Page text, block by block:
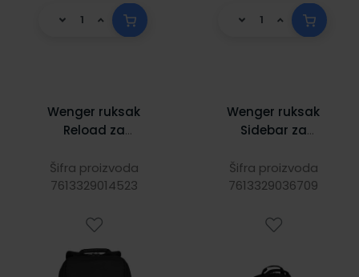
Wenger ruksak
Reload za
16", crni
Šifra proizvoda
7613329014523
Wenger ruksak
Sidebar za
16", crni
Šifra proizvoda
7613329036709